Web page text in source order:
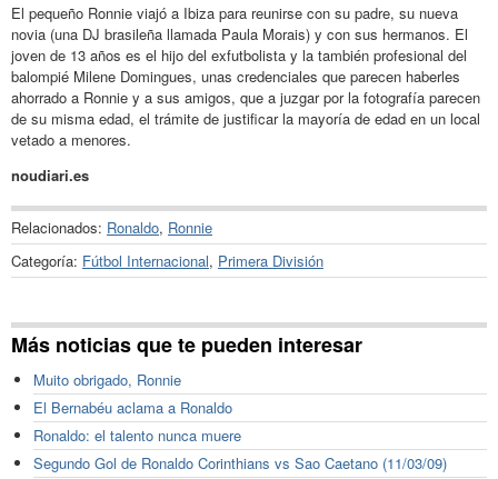
El pequeño Ronnie viajó a Ibiza para reunirse con su padre, su nueva
novia (una DJ brasileña llamada Paula Morais) y con sus hermanos. El
joven de 13 años es el hijo del exfutbolista y la también profesional del
balompié Milene Domingues, unas credenciales que parecen haberles
ahorrado a Ronnie y a sus amigos, que a juzgar por la fotografía parecen
de su misma edad, el trámite de justificar la mayoría de edad en un local
vetado a menores.
noudiari.es
Relacionados: Ronaldo, Ronnie
Categoría: Fútbol Internacional, Primera División
Más noticias que te pueden interesar
Muito obrigado, Ronnie
El Bernabéu aclama a Ronaldo
Ronaldo: el talento nunca muere
Segundo Gol de Ronaldo Corinthians vs Sao Caetano (11/03/09)